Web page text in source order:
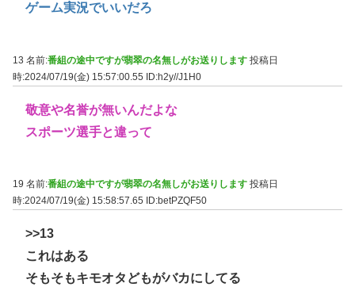
ゲーム実況でいいだろ
13 名前:番組の途中ですが翡翠の名無しがお送りします 投稿日
時:2024/07/19(金) 15:57:00.55 ID:h2y//J1H0
敬意や名誉が無いんだよな
スポーツ選手と違って
19 名前:番組の途中ですが翡翠の名無しがお送りします 投稿日
時:2024/07/19(金) 15:58:57.65
ID:betPZQF50
>>13
これはある
そもそもキモオタどもがバカにしてる